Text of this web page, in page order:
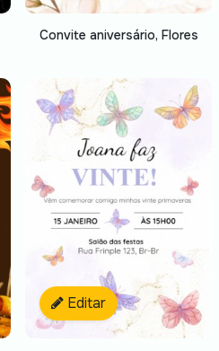
Convite aniversário, Flores
Editar